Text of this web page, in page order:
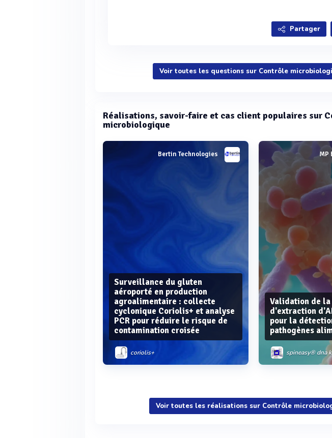
Partager
Voir toutes les questions sur Contrôle
Réalisations, savoir-faire et cas client populaires sur
microbiologique
Bertin Technologies
Surveillance du gluten
aéroporté en production
agroalimentaire : collecte
cyclonique Coriolis+ et analyse
PCR pour réduire le risque de
contamination croisée
coriolis+
Voir plus
MP
Validation de la
d'extraction
pour la
pathogènes
spineasy® dna
Voir
Voir toutes les réalisations sur Contrôle